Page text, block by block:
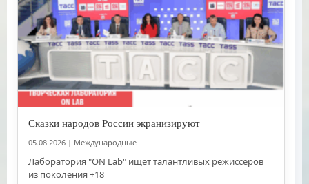
Сказки народов России экранизируют
05.08.2026 | Международные
Лаборатория "ON Lab" ищет талантливых режиссеров
из поколения +18